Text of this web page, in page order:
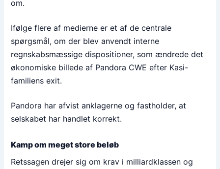
om.
Ifølge flere af medierne er et af de centrale
spørgsmål, om der blev anvendt interne
regnskabsmæssige dispositioner, som ændrede det
økonomiske billede af Pandora CWE efter Kasi-
familiens exit.
Pandora har afvist anklagerne og fastholder, at
selskabet har handlet korrekt.
Kamp om meget store beløb
Retssagen drejer sig om krav i milliardklassen og